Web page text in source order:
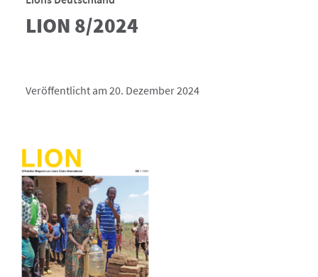
LION 8/2024
Veröffentlicht am 20. Dezember 2024